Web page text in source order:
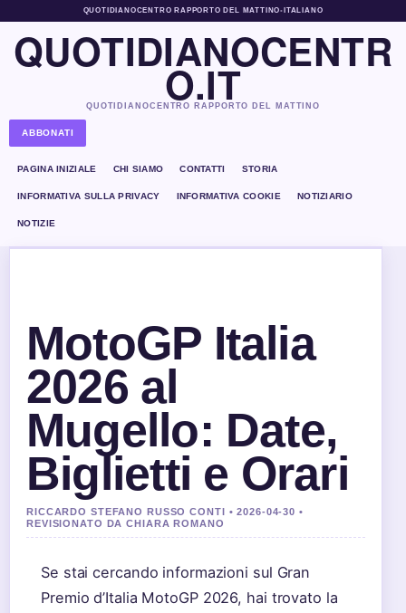
QUOTIDIANOCENTRO RAPPORTO DEL MATTINO• ITALIANO
QUOTIDIANOCENTR
O.IT
QUOTIDIANOCENTRO RAPPORTO DEL MATTINO
ABBONATI
PAGINA INIZIALE CHI SIAMO CONTATTI STORIA
INFORMATIVA SULLA PRIVACY INFORMATIVA COOKIE NOTIZIARIO
NOTIZIE
MotoGP Italia
2026 al
Mugello: Date,
Biglietti e Orari
RICCARDO STEFANO RUSSO CONTI • 2026-04-30 •
REVISIONATO DA CHIARA ROMANO
Se stai cercando informazioni sul Gran
Premio d’Italia MotoGP 2026, hai trovato la